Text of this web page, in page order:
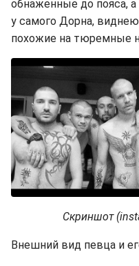
обнаженные до пояса, а
у самого Дорна,
похожие на тюремные
Скриншот
Внешний вид певца и